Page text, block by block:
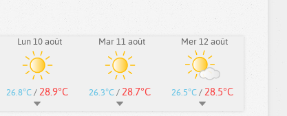
Lun 10 août
26.8°C / 28.9°C
Mar 11 août
26.3°C / 28.7°C
Mer 12 août
26.5°C / 28.5°C